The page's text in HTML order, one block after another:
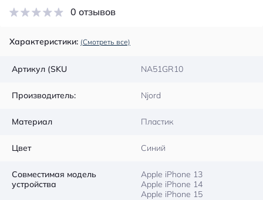
0 отзывов
Характеристики: (Смотреть все)
Артикул (SKU NA51GR10
Производитель: Njord
Материал Пластик
Цвет Синий
Совместимая модель
устройства
Apple iPhone 13
Apple iPhone 14
Apple iPhone 15